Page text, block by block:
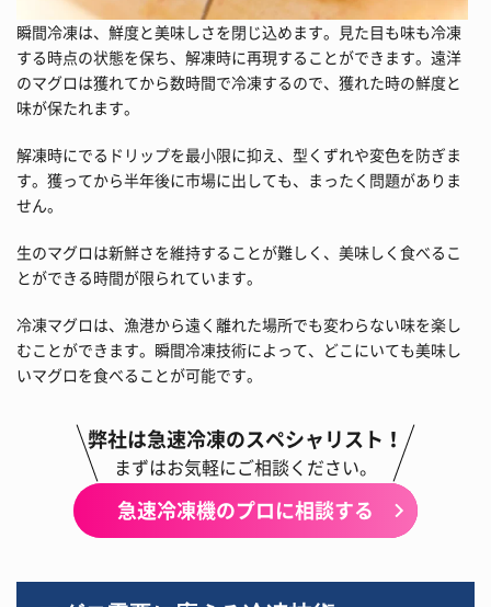
瞬間冷凍は、鮮度と美味しさを閉じ込めます。見た目も味も冷凍
する時点の状態を保ち、解凍時に再現することができます。遠洋
のマグロは獲れてから数時間で冷凍するので、獲れた時の鮮度と
味が保たれます。
解凍時にでるドリップを最小限に抑え、型くずれや変色を防ぎま
す。獲ってから半年後に市場に出しても、まったく問題がありま
せん。
生のマグロは新鮮さを維持することが難しく、美味しく食べるこ
とができる時間が限られています。
冷凍マグロは、漁港から遠く離れた場所でも変わらない味を楽し
むことができます。瞬間冷凍技術によって、どこにいても美味し
いマグロを食べることが可能です。
弊社は急速冷凍のスペシャリスト！
まずはお気軽にご相談ください。
急速冷凍機のプロに相談する